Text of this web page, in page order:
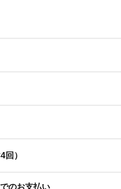
）
のお支払い